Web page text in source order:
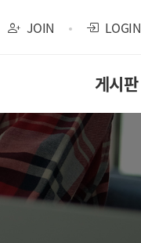
JOIN LOGIN
게시판